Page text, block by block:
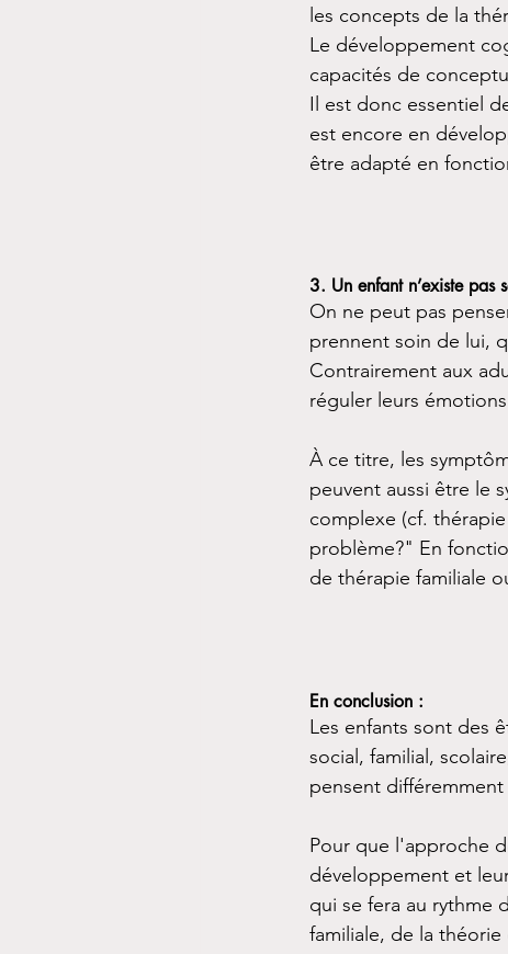
les concepts de la
Le développement
capacités de
Il est donc essentiel
est encore en
être adapté en
3. Un enfant n’existe pas
On ne peut pas
prennent soin de lui,
Contrairement aux
réguler leurs
À ce titre, les
peuvent aussi être le
complexe (cf.
problème?" En
de thérapie familiale
En conclusion :
Les enfants sont des
social, familial,
pensent
Pour que l'approche
développement et
qui se fera au rythme
familiale, de la